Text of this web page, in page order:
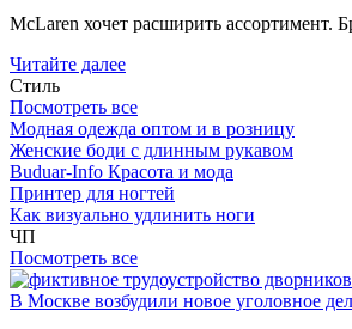
McLaren хочет расширить ассортимент.
Читайте далее
Стиль
Посмотреть все
Модная одежда оптом и в розницу
Женские боди с длинным рукавом
Buduar-Info Красота и мода
Принтер для ногтей
Как визуально удлинить ноги
ЧП
Посмотреть все
В Москве возбудили новое уголовное